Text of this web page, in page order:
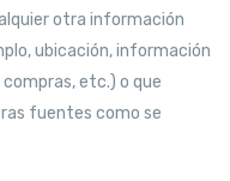
otra información
ubicación, información
etc.) o que
fuentes como se